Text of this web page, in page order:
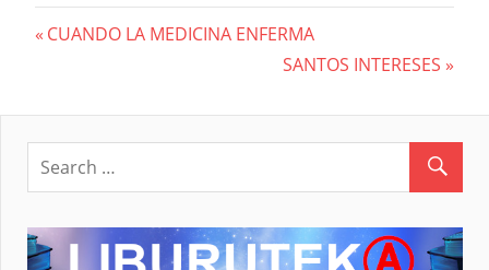
de
entradas
Previous
CUANDO LA MEDICINA ENFERMA
Next
SANTOS INTERESES